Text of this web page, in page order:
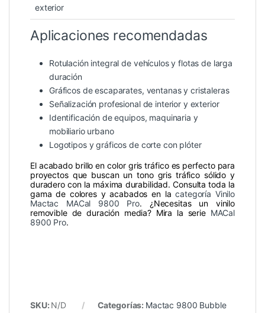
exterior
Aplicaciones recomendadas
Rotulación integral de vehículos y flotas de larga
duración
Gráficos de escaparates, ventanas y cristaleras
Señalización profesional de interior y exterior
Identificación de equipos, maquinaria y
mobiliario urbano
Logotipos y gráficos de corte con plóter
El acabado brillo en color gris tráfico es perfecto para
proyectos que buscan un tono gris tráfico sólido y
duradero con la máxima durabilidad. Consulta toda la
gama de colores y acabados en lacategoría Vinilo
Mactac MACal 9800 Pro. ¿Necesitas un vinilo
removible de duración media? Mira la serie MACal
8900 Pro.
SKU: N/D Categorías: Mactac 9800 Bubble